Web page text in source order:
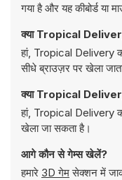
गया है और यह कीबोर्ड या
क्या Tropical
हां, Tropical Delivery
सीधे ब्राउज़र पर खेला
क्या Tropical
हां, Tropical Delivery
खेला जा सकता है।
आगे कौन से गेम्स खेलें?
हमारे 3D गेमसेक्शन में